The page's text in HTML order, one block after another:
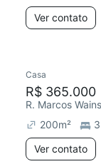
Ver contato
Casa
R$ 365.000
R. Marcos
200m² 3
Ver contato